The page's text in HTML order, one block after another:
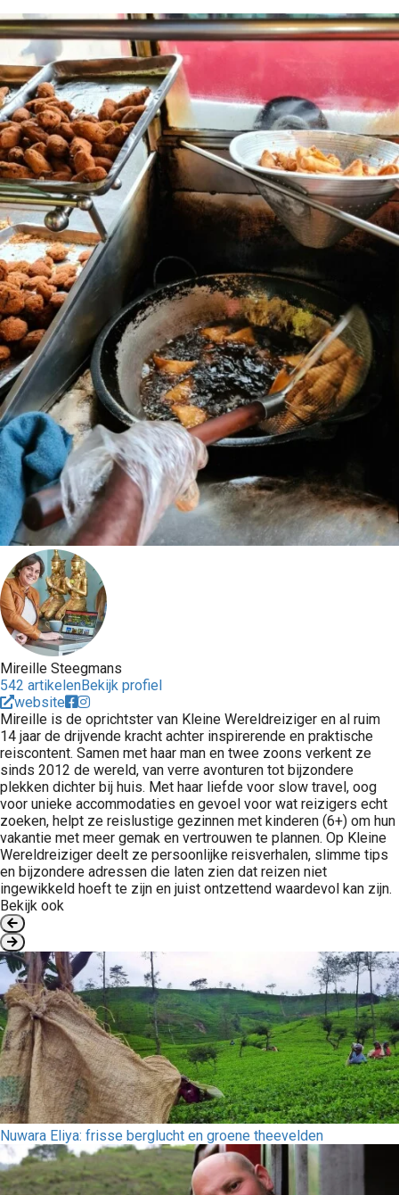
Mireille Steegmans
542 artikelenBekijk profiel
website
Mireille is de oprichtster van Kleine Wereldreiziger en al ruim
14 jaar de drijvende kracht achter inspirerende en praktische
reiscontent. Samen met haar man en twee zoons verkent ze
sinds 2012 de wereld, van verre avonturen tot bijzondere
plekken dichter bij huis. Met haar liefde voor slow travel, oog
voor unieke accommodaties en gevoel voor wat reizigers echt
zoeken, helpt ze reislustige gezinnen met kinderen (6+) om hun
vakantie met meer gemak en vertrouwen te plannen. Op Kleine
Wereldreiziger deelt ze persoonlijke reisverhalen, slimme tips
en bijzondere adressen die laten zien dat reizen niet
ingewikkeld hoeft te zijn en juist ontzettend waardevol kan zijn.
Bekijk ook
Nuwara Eliya: frisse berglucht en groene theevelden